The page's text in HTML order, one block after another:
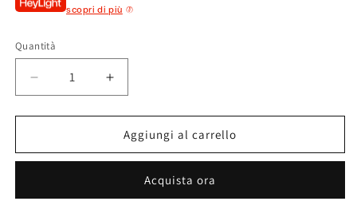
scopri di più
Quantità
Quantità
Diminuisci
quantità
per
RA
Aumenta
quantità
per
LP04
RA
Aggiungi al carrello
Acquista ora